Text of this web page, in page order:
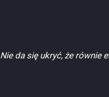
Nie da się ukryć, że równie